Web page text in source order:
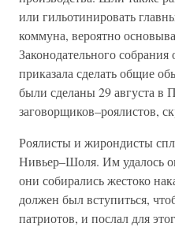
или гильотинировать
коммуна, вероятно
Законодательного собрания
приказала сделать общие
были сделаны 29 августа в
заговорщиков–роялистов,
Роялисты и жирондисты
Нивьер–Шоля. Им удалось
они собирались жестоко
должен был вступиться,
патриотов, и послал для